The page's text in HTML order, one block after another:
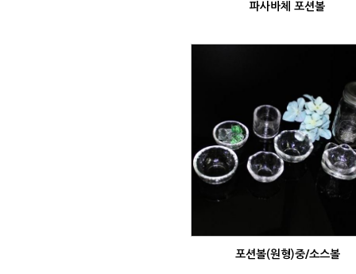
파사바체 포션볼
포션볼(원형)중/소스볼